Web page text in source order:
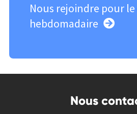
Nous rejoindre pour
hebdomadaire
Nous